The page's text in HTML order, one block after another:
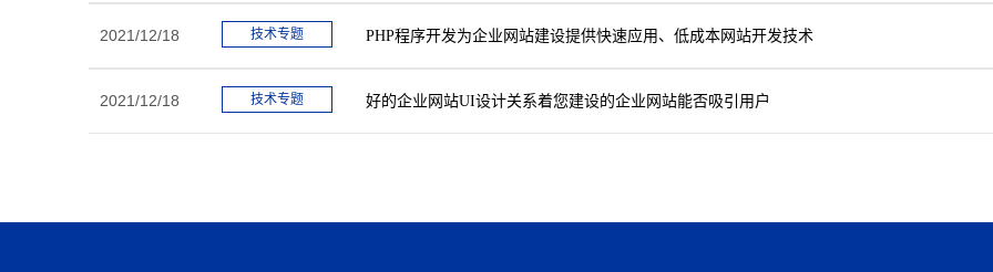
2021/12/18 技术专题 PHP程序开发为企业网站建设提供快速应用、低成本网站开发技术
2021/12/18 技术专题 好的企业网站UI设计关系着您建设的企业网站能否吸引用户